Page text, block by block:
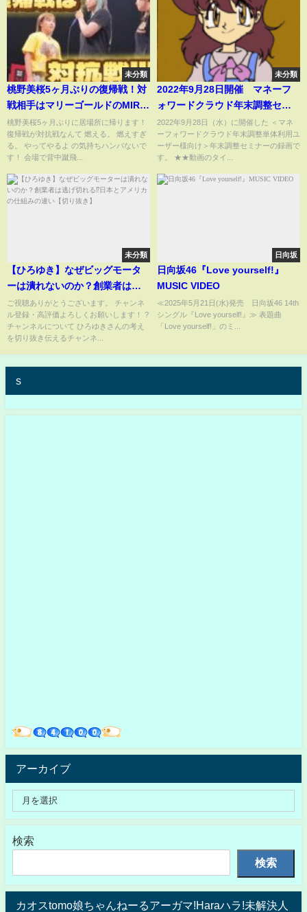
未分類
桃野美桜5ヶ月ぶりの復帰戦！対
戦相手はマリーゴールドのMIRAI
＆田中きずなに決定/#女子プロレ
ス #マーベラスプロレス
桃野美桜5ヶ月ぶりに居場所に帰ります！
復帰戦が対抗戦なんて 燃える。 燃えすぎ
る。 やってやるよ の気持ちハンパないで
す！ 会場で背中蹴飛...
未分類
2022年9月28日開催 マネーフ
ォワードクラウド年末調整セミ
ナー（単体利用ユーザー様向
け）
2022年9月28日（水）に開催した ＜マネ
ーフォワードクラウド年末調整単体利用ユ
ーザー様向け＞年末調整セミナーの録画で
す。 ★★動画のタイ...
未分類
【ひろゆき】なぜビッグモータ
ーは潰れないのか？創業者は逃
げ切れる⁉日本とアメリカの仕組
みの違い【切り抜き】
ご視聴ありがとうございます。 チャンネ
ル登録・高評価よろしくお願いします！ ?
チャンネルについて ひろゆきさんの考え
を切り抜き伝えるチャンネ...
日向坂
日向坂46『Love yourself!』
MUSIC VIDEO
≪2025年5月21日(水)発売 日向坂46 14th
シングル『Love yourself!』≫ 表題曲
「Love yourself!」のミ...
s
アーカイブ
検索
検索
カオスtomo娘ちゃんねーるアーガマ!Haraハラ!未解決人